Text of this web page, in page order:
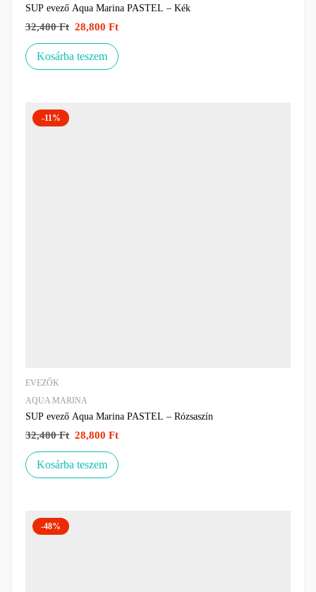
SUP evező Aqua Marina PASTEL – Kék
32,400Ft 28,800 Ft
Kosárba teszem
-11%
EVEZŐK
AQUA MARINA
SUP evező Aqua Marina PASTEL – Rózsaszín
32,400Ft 28,800 Ft
Kosárba teszem
-48%